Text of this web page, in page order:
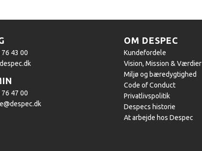
43 00
47 00
OM DESPEC
Kundefordele
Vision, Mission & Værdier
Miljø og bæredygtighed
Code of Conduct
Privatlivspolitik
Despecs historie
At arbejde hos Despec